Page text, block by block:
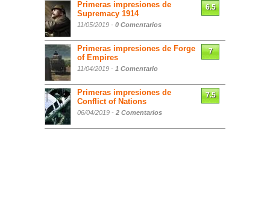
Primeras impresiones de
Supremacy 1914
11/05/2019 - 0 Comentarios
6.5
Primeras impresiones de Forge
of Empires
11/04/2019 - 1 Comentario
7
Primeras impresiones de
Conflict of Nations
06/04/2019 - 2 Comentarios
7.5